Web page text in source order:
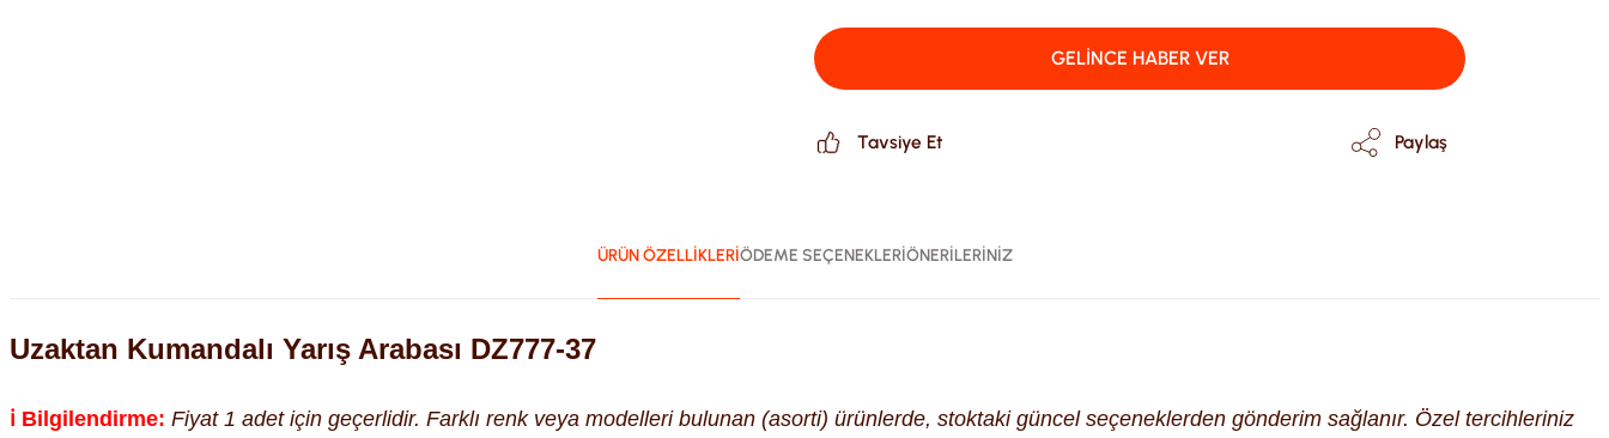
GELİNCE HABER VER
Tavsiye Et Paylaş
ÜRÜN ÖZELLİKLERİÖDEME SEÇENEKLERİÖNERİLERİNİZ
Uzaktan Kumandalı Yarış Arabası DZ777-37
ℹ️ Bilgilendirme: Fiyat 1 adet için geçerlidir. Farklı renk veya modelleri bulunan (asorti) ürünlerde, stoktaki güncel seçeneklerden gönderim sağlanır. Özel tercihleriniz